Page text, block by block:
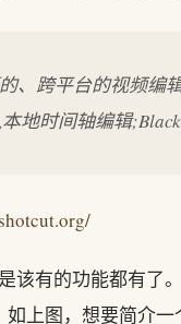
、跨平台的视频编
地时间轴编辑
该有的功能都有了
上图，想要简介一